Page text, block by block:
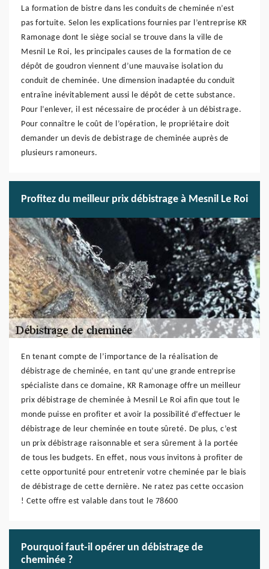
La formation de bistre dans les conduits de cheminée n’est
pas fortuite. Selon les explications fournies par l’entreprise KR
Ramonage dont le siège social se trouve dans la ville de
Mesnil Le Roi, les principales causes de la formation de ce
dépôt de goudron viennent d’une mauvaise isolation du
conduit de cheminée. Une dimension inadaptée du conduit
entraîne inévitablement aussi le dépôt de cette substance.
Pour l’enlever, il est nécessaire de procéder à un débistrage.
Pour connaître le coût de l’opération, le propriétaire doit
demander un devis de debistrage de cheminée auprès de
plusieurs ramoneurs.
Profitez du meilleur prix débistrage à Mesnil Le Roi
En tenant compte de l’importance de la réalisation de
débistrage de cheminée, en tant qu’une grande entreprise
spécialiste dans ce domaine, KR Ramonage offre un meilleur
prix débistrage de cheminée à Mesnil Le Roi afin que tout le
monde puisse en profiter et avoir la possibilité d’effectuer le
débistrage de leur cheminée en toute sûreté. De plus, c’est
un prix débistrage raisonnable et sera sûrement à la portée
de tous les budgets. En effet, nous vous invitons à profiter de
cette opportunité pour entretenir votre cheminée par le biais
de débistrage de cette dernière. Ne ratez pas cette occasion
! Cette offre est valable dans tout le 78600
Pourquoi faut-il opérer un débistrage de
cheminée ?